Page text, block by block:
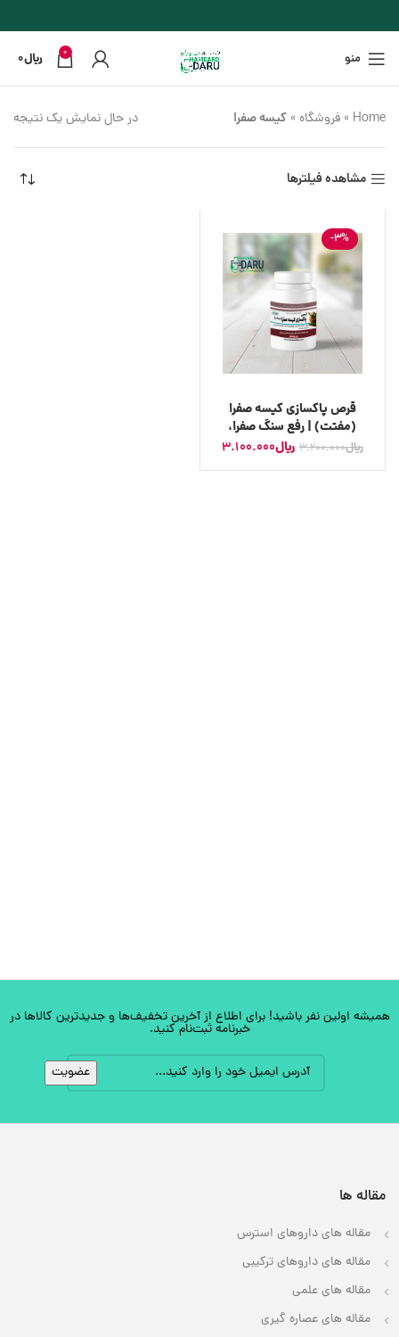
منو 0 ﷼0
Home
» فروشگاه » کیسه صفرا در حال نمایش یک نتیجه
مشاهده فیلترها
-3%
قرص پاکسازی کیسه صفرا
(مفتت) | رفع سنگ صفرا،
پاکسازی کیسه صفرا، رفع﷼3.200.000 ﷼3.100.000
همیشه اولین نفر باشید! برای اطلاع از آخرین تخفیف‌ها و جدیدترین کالاها در
خبرنامه ثبت‌نام کنید.
مقاله ها
مقاله های داروهای استرس
مقاله های داروهای ترکیبی
مقاله های علمی
مقاله های عصاره گیری